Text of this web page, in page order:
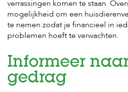
verrassingen komen te staan.
mogelijkheid om een
te nemen zodat je financieel in
problemen hoeft te verwachten.
Informeer
gedrag